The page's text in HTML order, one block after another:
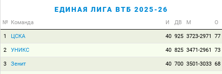
ЕДИНАЯ ЛИГА ВТБ 2025-26
№ Команда И ДВ М О
1 ЦСКА 40 925 3723-2971 77
2 УНИКС 40 825 3471-2961 73
3 Зенит 40 700 3501-3033 68